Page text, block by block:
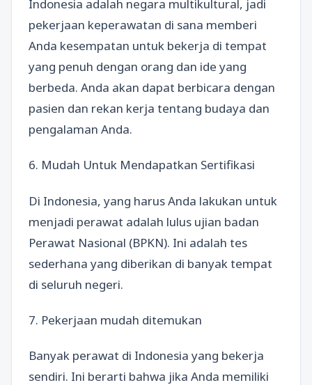
Indonesia adalah negara multikultural, jadi
pekerjaan keperawatan di sana memberi
Anda kesempatan untuk bekerja di tempat
yang penuh dengan orang dan ide yang
berbeda. Anda akan dapat berbicara dengan
pasien dan rekan kerja tentang budaya dan
pengalaman Anda.
6. Mudah Untuk Mendapatkan Sertifikasi
Di Indonesia, yang harus Anda lakukan untuk
menjadi perawat adalah lulus ujian badan
Perawat Nasional (BPKN). Ini adalah tes
sederhana yang diberikan di banyak tempat
di seluruh negeri.
7. Pekerjaan mudah ditemukan
Banyak perawat di Indonesia yang bekerja
sendiri. Ini berarti bahwa jika Anda memiliki